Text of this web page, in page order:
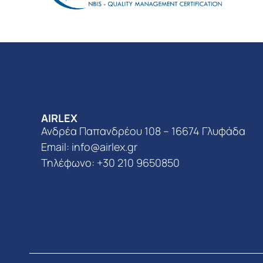
AIRLEX
Ανδρέα Παπανδρέου 108 – 16674 Γλυφάδα
Email: info@airlex.gr
Τηλέφωνο: +30 210 9650850